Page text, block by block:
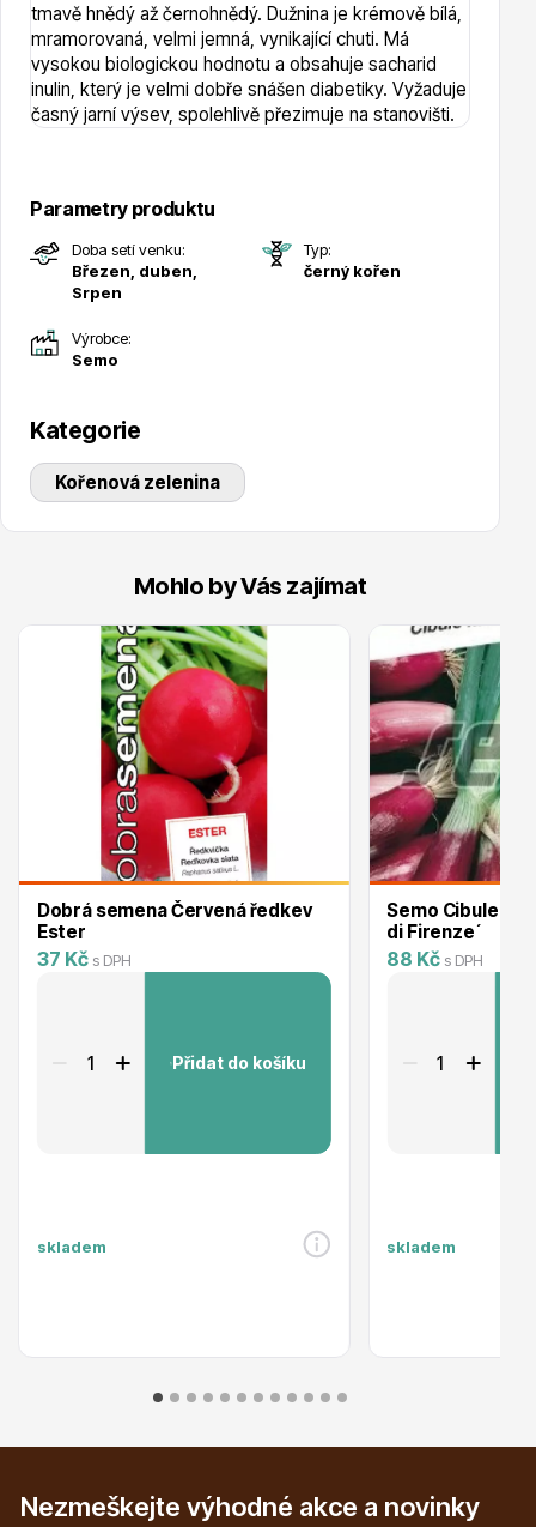
Hortenzie
Azalky a rododendrony
Růže KORDES
Drobná ovoce
Substráty, hnojiva, kůra
Živé ploty
tmavě hnědý až černohnědý. Dužnina je krémově bílá,
mramorovaná, velmi jemná, vynikající chuti. Má
vysokou biologickou hodnotu a obsahuje sacharid
inulin, který je velmi dobře snášen diabetiky. Vyžaduje
časný jarní výsev, spolehlivě přezimuje na stanovišti.
Parametry produktu
Doba setí venku:
Březen, duben,
Srpen
Typ:
černý kořen
Výrobce:
Semo
Kategorie
Kořenová zelenina
Mohlo by Vás zajímat
Dobrá semena Červená ředkev
Ester
37 Kč s DPH
Přidat do košíku
skladem
Semo Cibule
di Firenze´
88 Kč s DPH
skladem
Nezmeškejte výhodné akce a novinky